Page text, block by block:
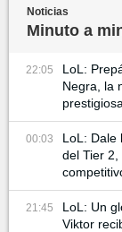
Noticias
Minuto a
22:05
LoL:
Negra, la
00:03
LoL: Dale
del Tier
21:45
LoL: Un
Viktor